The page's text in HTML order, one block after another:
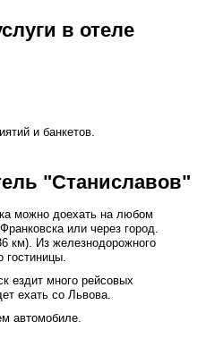
в отеле
и банкетов.
"Станиславов"
можно доехать на любом
или через город.
км). Из железнодорожного
гостиницы.
ездит много рейсовых
ехать со Львова.
автомобиле.